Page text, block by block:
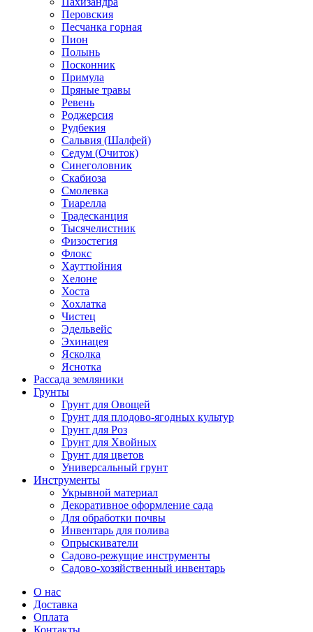
Перовския
Песчанка горная
Пион
Полынь
Посконник
Примула
Пряные травы
Ревень
Роджерсия
Рудбекия
Сальвия (Шалфей)
Седум (Очиток)
Синеголовник
Скабиоза
Смолевка
Тиарелла
Традесканция
Тысячелистник
Физостегия
Флокс
Хауттюйния
Хелоне
Хоста
Хохлатка
Чистец
Эдельвейс
Эхинацея
Ясколка
Яснотка
Рассада земляники
Грунты
Грунт для Овощей
Грунт для плодово-ягодных культур
Грунт для Роз
Грунт для Хвойных
Грунт для цветов
Универсальный грунт
Инструменты
Укрывной материал
Декоративное оформление сада
Для обработки почвы
Инвентарь для полива
Опрыскиватели
Садово-режущие инструменты
Садово-хозяйственный инвентарь
О нас
Доставка
Оплата
Контакты